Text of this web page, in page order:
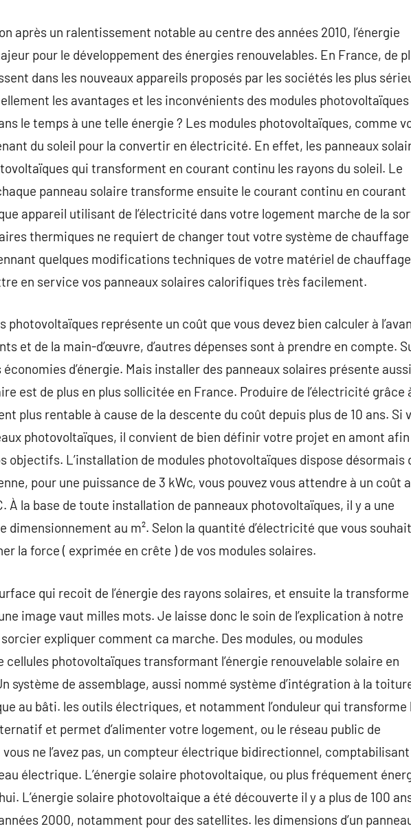
après un ralentissement notable au centre des années 2010, l’énergie
pour le développement des énergies renouvelables. En France, de
dans les nouveaux appareils proposés par les sociétés les plus
les avantages et les inconvénients des modules photovoltaïques
le temps à une telle énergie ? Les modules photovoltaïques, comme
du soleil pour la convertir en électricité. En effet, les panneaux
qui transforment en courant continu les rayons du soleil. Le
panneau solaire transforme ensuite le courant continu en courant
appareil utilisant de l’électricité dans votre logement marche de la
thermiques ne requiert de changer tout votre système de chauffage
quelques modifications techniques de votre matériel de chauffage
en service vos panneaux solaires calorifiques très facilement.
photovoltaïques représente un coût que vous devez bien calculer à
et de la main-d’œuvre, d’autres dépenses sont à prendre en compte.
d’énergie. Mais installer des panneaux solaires présente aussi
est de plus en plus sollicitée en France. Produire de l’électricité grâce
plus rentable à cause de la descente du coût depuis plus de 10 ans. Si
photovoltaïques, il convient de bien définir votre projet en amont afin
objectifs. L’installation de modules photovoltaïques dispose désormais
pour une puissance de 3 kWc, vous pouvez vous attendre à un coût
À la base de toute installation de panneaux photovoltaïques, il y a une
au m². Selon la quantité d’électricité que vous
la force ( exprimée en crête ) de vos modules solaires.
qui recoit de l’énergie des rayons solaires, et ensuite la transforme
image vaut milles mots. Je laisse donc le soin de l’explication à notre
sorcier expliquer comment ca marche. Des modules, ou modules
photovoltaïques transformant l’énergie renouvelable solaire en
système de assemblage, aussi nommé système d’intégration à la
au bâti. les outils électriques, et notamment l’onduleur qui transforme
et permet d’alimenter votre logement, ou le réseau public de
ne l’avez pas, un compteur électrique bidirectionnel, comptabilisant
électrique. L’énergie solaire photovoltaique, ou plus fréquement
L’énergie solaire photovoltaique a été découverte il y a plus de 100
2000, notamment pour des satellites. les dimensions d’un